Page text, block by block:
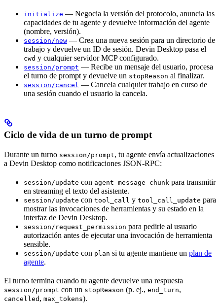
initialize — Negocia la versión del protocolo, anuncia las
capacidades de tu agente y devuelve información del agente
(nombre, versión).
session/new — Crea una nueva sesión para un directorio de
trabajo y devuelve un ID de sesión. Devin Desktop pasa el
cwd y cualquier servidor MCP configurado.
session/prompt — Recibe un mensaje del usuario, procesa
el turno de prompt y devuelve un stopReason al finalizar.
session/cancel — Cancela cualquier trabajo en curso de
una sesión cuando el usuario la cancela.
Ciclo de vida de un turno de prompt
Durante un turno session/prompt, tu agente envía actualizaciones
a Devin Desktop como notificaciones JSON-RPC:
session/update con agent_message_chunk para transmitir
en streaming el texto del asistente.
session/update con tool_call y tool_call_update para
mostrar las invocaciones de herramientas y su estado en la
interfaz de Devin Desktop.
session/request_permission para pedirle al usuario
autorización antes de ejecutar una invocación de herramienta
sensible.
session/update con plan si tu agente mantiene un plan de
agente.
El turno termina cuando tu agente devuelve una respuesta
session/prompt con un stopReason (p. ej., end_turn,
cancelled , max_tokens).